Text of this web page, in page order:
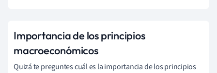
Importancia de los principios
macroeconómicos
Quizá te preguntes cuál es la importancia de los principios